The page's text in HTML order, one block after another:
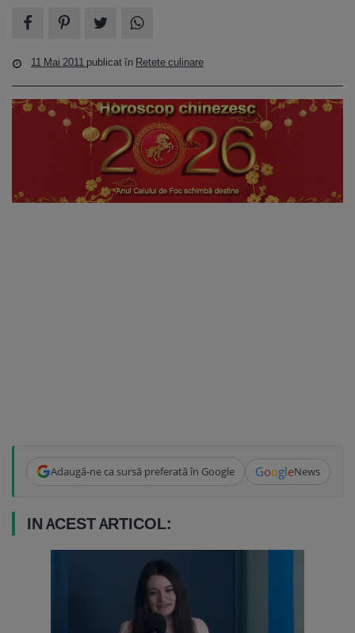
11 Mai 2011 publicat în Retete culinare
Adaugă-ne ca sursă preferată în Google GoogleNews
IN ACEST ARTICOL: